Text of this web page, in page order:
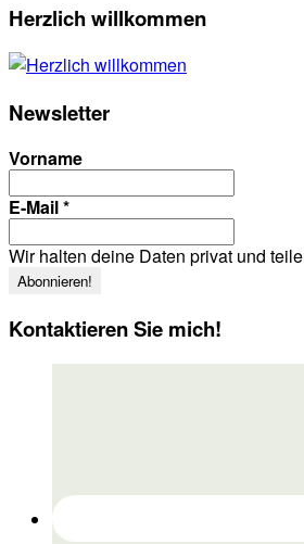
Primary
Sidebar
Herzlich willkommen
Newsletter
Vorname
E-Mail*
Wir halten deine Daten privat und
Kontaktieren Sie mich!